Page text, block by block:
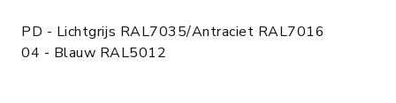
PD - Lichtgrijs RAL7035/Antraciet RAL7016
04 - Blauw RAL5012